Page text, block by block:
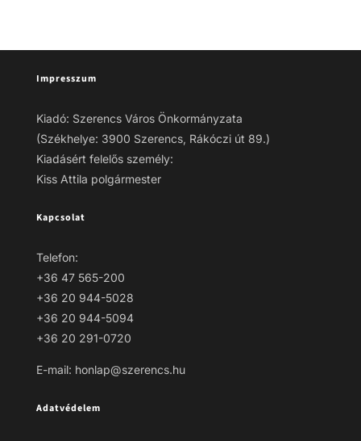
Impresszum
Kiadó: Szerencs Város Önkormányzata
(Székhelye: 3900 Szerencs, Rákóczi út 89.)
Kiadásért felelős személy:
Kiss Attila polgármester
Kapcsolat
Telefon:
+36 47 565-200
+36 20 944-5028
+36 20 944-5094
+36 20 291-0720
E-mail: honlap@szerencs.hu
Adatvédelem